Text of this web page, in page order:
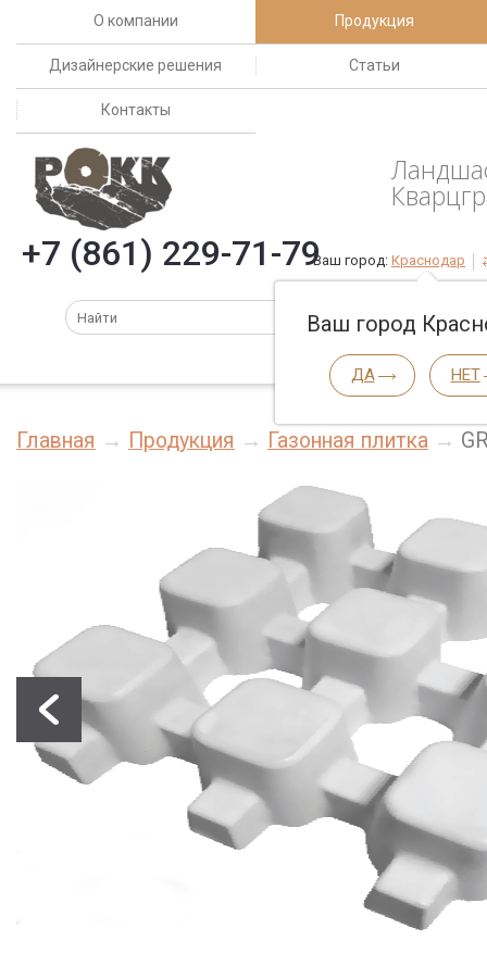
О компании Продукция
Дизайнерские решения Статьи
Контакты
+7 (861) 229-71-79Ваш город: Краснодар
Ваш город
ДА НЕТ
Главная Продукция Газонная плитка